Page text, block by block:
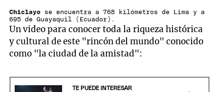
Chiclayo se encuentra a 768 kilómetros de Lima y a
695 de Guayaquil (Ecuador).
Un video para conocer toda la riqueza histórica
y cultural de este "rincón del mundo" conocido
como "la ciudad de la amistad":
TE PUEDE INTERESAR